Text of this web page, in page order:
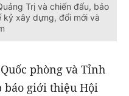
Trị và chiến đấu, bảo
kỷ xây dựng, đổi mới và
phòng và Tỉnh
báo giới thiệu Hội